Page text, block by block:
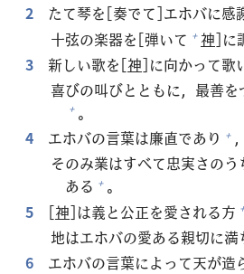
2
たて琴を[奏でて]エホバに感
十弦の楽器を[弾いて + 神]に
3
新しい歌を[神]に向かって歌
喜びの叫びとともに， 最善を
+ 。
4
エホバの言葉は廉直であり + ，
そのみ業はすべて忠実さの
ある + 。
5
[神]は義と公正を愛される方 +
地はエホバの愛ある親切に満
6
エホバの言葉によって天が造